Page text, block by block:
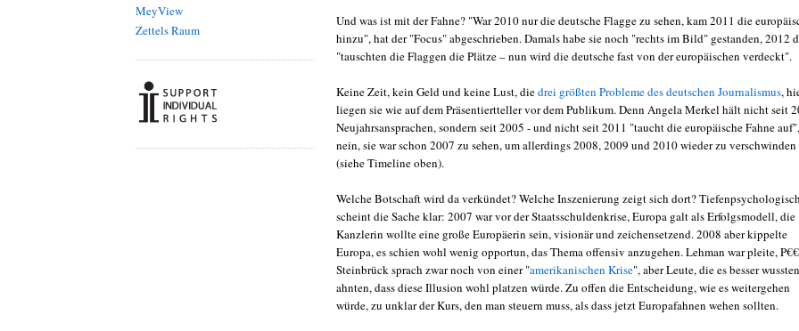
MeyView
Zettels Raum
Und was ist mit der Fahne? "War 2010 nur die deutsche Flagge zu sehen, kam 2011 die
hinzu", hat der "Focus" abgeschrieben. Damals habe sie noch "rechts im Bild" gestanden, 2012
"tauschten die Flaggen die Plätze – nun wird die deutsche fast von der europäischen verdeckt".
Keine Zeit, kein Geld und keine Lust, diedrei größten Probleme des deutschen Journalismus,
liegen sie wie auf dem Präsentiertteller vor dem Publikum. Denn Angela Merkel hält nicht seit
Neujahrsansprachen, sondern seit 2005 - und nicht seit 2011 "taucht die europäische Fahne auf",
nein, sie war schon 2007 zu sehen, um allerdings 2008, 2009 und 2010 wieder zu verschwinden
(siehe Timeline oben).
Welche Botschaft wird da verkündet? Welche Inszenierung zeigt sich dort?
scheint die Sache klar: 2007 war vor der Staatsschuldenkrise, Europa galt als Erfolgsmodell, die
Kanzlerin wollte eine große Europäerin sein, visionär und zeichensetzend. 2008 aber kippelte
Europa, es schien wohl wenig opportun, das Thema offensiv anzugehen. Lehman war pleite,
Steinbrück sprach zwar noch von einer "amerikanischen Krise", aber Leute, die es besser
ahnten, dass diese Illusion wohl platzen würde. Zu offen die Entscheidung, wie es weitergehen
würde, zu unklar der Kurs, den man steuern muss, als dass jetzt Europafahnen wehen sollten.